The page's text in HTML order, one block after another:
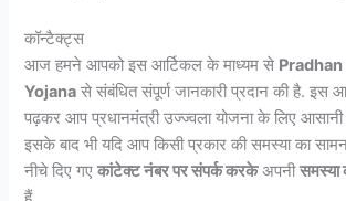
कॉन्टैक्ट्स
आज हमने आपको इस आर्टिकल के माध्यम से
Yojana से संबंधित संपूर्ण जानकारी प्रदान की है. इस
पढ़कर आप प्रधानमंत्री उज्ज्वला योजना के लिए
इसके बाद भी यदि आप किसी प्रकार की समस्या का
नीचे दिए गएकांटेक्ट नंबर पर संपर्क करकेअपनीसमस्या